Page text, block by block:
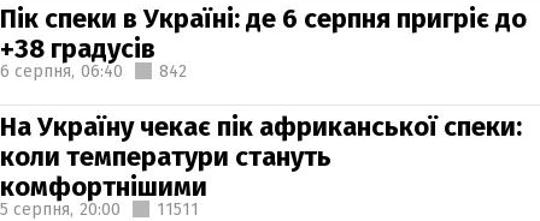
Пік спеки в Україні: де 6 серпня пригріє до
+38 градусів
6 серпня, 06:40 842
На Україну чекає пік африканської спеки:
коли температури стануть
комфортнішими
5 серпня, 20:00 11511